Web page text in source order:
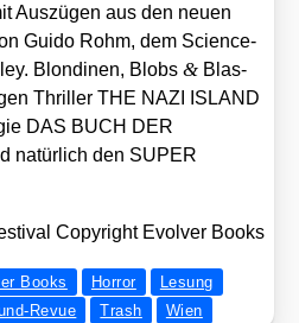
Aus­zü­gen aus den neu­en
Gui­do Rohm, dem Sci­ence-
Blon­di­nen, Blobs& Blas­
Thril­ler THE NAZI ISLAND
DAS BUCH DER
natür­lich den SUPER
Copy­right Evol­ver Books
Books Horror
Lesung
Revue Trash Wien